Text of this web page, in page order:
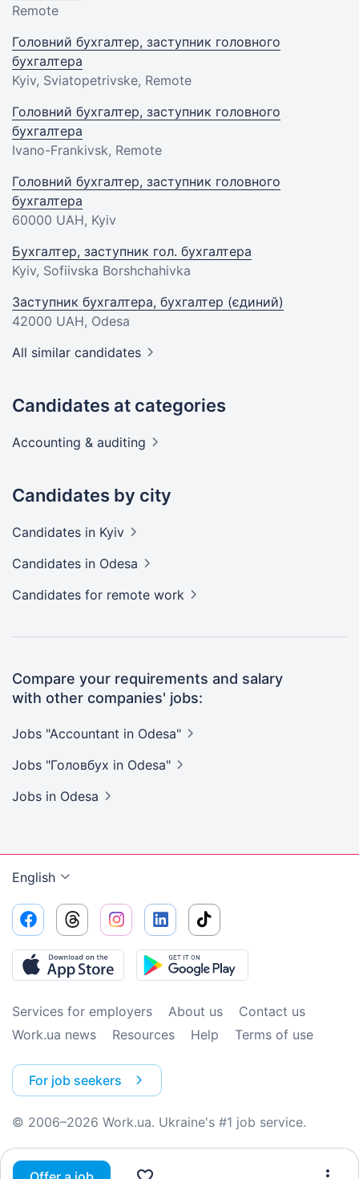
Remote
Головний бухгалтер, заступник головного
бухгалтера
Kyiv, Sviatopetrivske, Remote
Головний бухгалтер, заступник головного
бухгалтера
Ivano-Frankivsk, Remote
Головний бухгалтер, заступник головного
бухгалтера
60000 UAH, Kyiv
Бухгалтер, заступник гол. бухгалтера
Kyiv, Sofiivska Borshchahivka
Заступник бухгалтера, бухгалтер (єдиний)
42000 UAH, Odesa
All similar candidates
Candidates at categories
Accounting & auditing
Candidates by city
Candidates in Kyiv
Candidates in Odesa
Candidates for remote work
Compare your requirements and salary
with other companies' jobs:
Jobs "Accountant in Odesa"
Jobs "Головбух in Odesa"
Jobs in Odesa
English
Services for employers About us
Contact us
Work.ua news
Resources Help Terms of use
For job seekers
© 2006–2026 Work.ua. Ukraine's #1 job service.